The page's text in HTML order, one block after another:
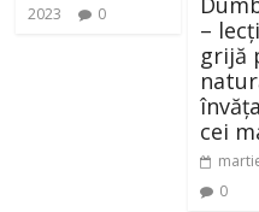
2023
0
–
grijă
cei
0